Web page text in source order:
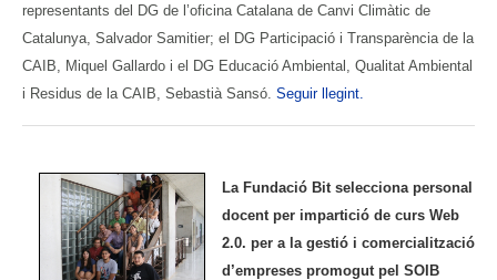
representants del DG de l’oficina Catalana de Canvi Climàtic de
Catalunya, Salvador Samitier; el DG Participació i Transparència de la
CAIB, Miquel Gallardo i el DG Educació Ambiental, Qualitat Ambiental
i Residus de la CAIB, Sebastià Sansó. Seguir llegint.
La Fundació Bit selecciona personal
docent per impartició de curs Web
2.0. per a la gestió i comercialització
d’empreses promogut pel SOIB